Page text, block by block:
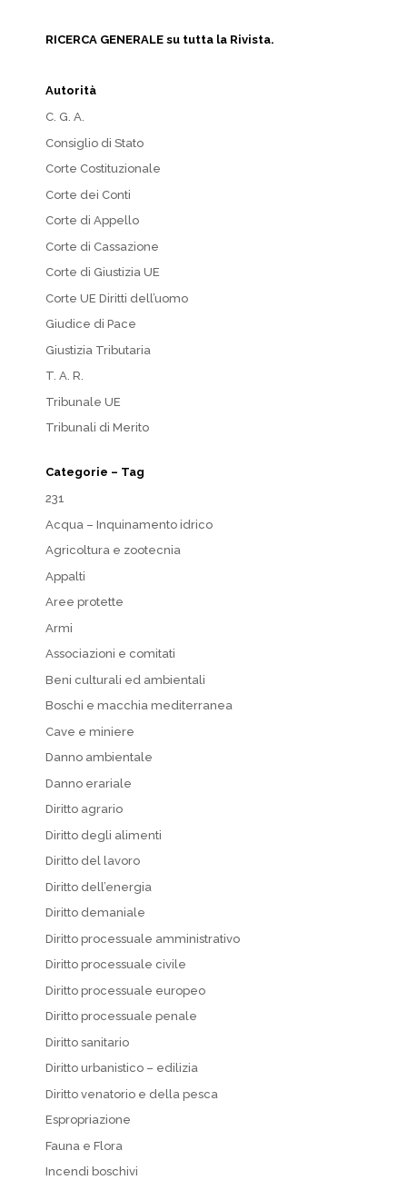
RICERCA GENERALE su tutta la Rivista.
Autorità
C. G. A.
Consiglio di Stato
Corte Costituzionale
Corte dei Conti
Corte di Appello
Corte di Cassazione
Corte di Giustizia UE
Corte UE Diritti dell’uomo
Giudice di Pace
Giustizia Tributaria
T. A. R.
Tribunale UE
Tribunali di Merito
Categorie – Tag
231
Acqua – Inquinamento idrico
Agricoltura e zootecnia
Appalti
Aree protette
Armi
Associazioni e comitati
Beni culturali ed ambientali
Boschi e macchia mediterranea
Cave e miniere
Danno ambientale
Danno erariale
Diritto agrario
Diritto degli alimenti
Diritto del lavoro
Diritto dell’energia
Diritto demaniale
Diritto processuale amministrativo
Diritto processuale civile
Diritto processuale europeo
Diritto processuale penale
Diritto sanitario
Diritto urbanistico – edilizia
Diritto venatorio e della pesca
Espropriazione
Fauna e Flora
Incendi boschivi